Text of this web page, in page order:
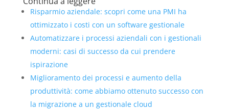
Risparmio aziendale: scopri come una PMI ha
ottimizzato i costi con un software gestionale
Automatizzare i processi aziendali con i gestionali
moderni: casi di successo da cui prendere
ispirazione
Miglioramento dei processi e aumento della
produttività: come abbiamo ottenuto successo con
la migrazione a un gestionale cloud